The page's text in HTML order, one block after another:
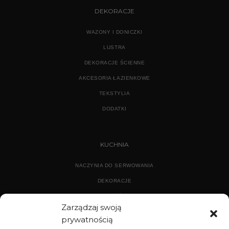
Zarządzaj swoją
prywatnością
DEKORACJE
WAZONY I DONICZKI
LUSTRA
DEKORACJE ŚCIENNE
AKCESORIA ŁAZIENKOWE
TEKSTYLIA
DODATKI
KUCHNIA
NACZYNIA DO SERWOWANIA
DEKORACJE